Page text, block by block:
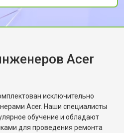
Acer
исключительно
Acer. Наши специалисты
обучение и обладают
для проведения ремонта